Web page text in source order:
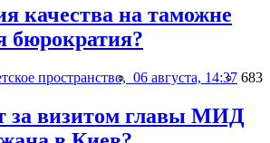
качества на таможне
бюрократия?
пространство, 06 августа, 14:37 683
за визитом главы МИД